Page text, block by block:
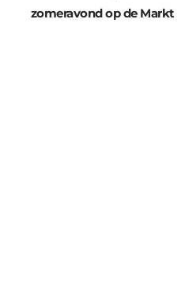
zomeravond op de Markt